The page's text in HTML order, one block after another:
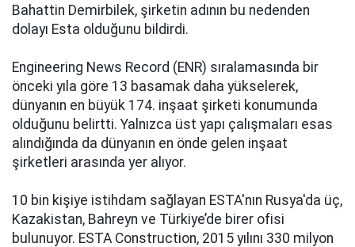
Bahattin Demirbilek, şirketin adının bu nedenden
dolayı Esta olduğunu bildirdi.
Engineering News Record (ENR) sıralamasında bir
önceki yıla göre 13 basamak daha yükselerek,
dünyanın en büyük 174. inşaat şirketi konumunda
olduğunu belirtti. Yalnızca üst yapı çalışmaları esas
alındığında da dünyanın en önde gelen inşaat
şirketleri arasında yer alıyor.
10 bin kişiye istihdam sağlayan ESTA'nın Rusya'da üç,
Kazakistan, Bahreyn ve Türkiye’de birer ofisi
bulunuyor. ESTA Construction, 2015 yılını 330 milyon